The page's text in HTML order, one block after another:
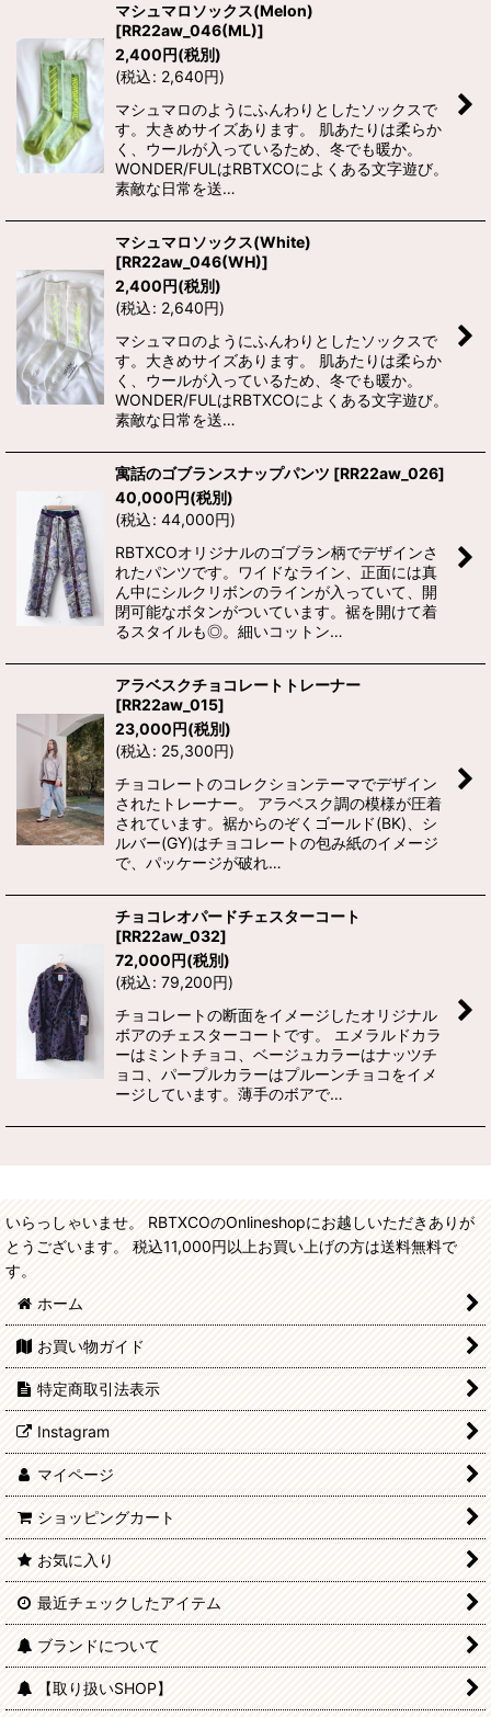
マシュマロソックス(Melon)
[RR22aw_046(ML)]
2,400円(税別)
(税込: 2,640円)
マシュマロのようにふんわりとしたソックスで
す。大きめサイズあります。 肌あたりは柔らか
く、ウールが入っているため、冬でも暖か。
WONDER/FULはRBTXCOによくある文字遊び。
素敵な日常を送…
マシュマロソックス(White)
[RR22aw_046(WH)]
2,400円(税別)
(税込: 2,640円)
マシュマロのようにふんわりとしたソックスで
す。大きめサイズあります。 肌あたりは柔らか
く、ウールが入っているため、冬でも暖か。
WONDER/FULはRBTXCOによくある文字遊び。
素敵な日常を送…
寓話のゴブランスナップパンツ [RR22aw_026]
40,000円(税別)
(税込: 44,000円)
RBTXCOオリジナルのゴブラン柄でデザインさ
れたパンツです。ワイドなライン、正面には真
ん中にシルクリボンのラインが入っていて、開
閉可能なボタンがついています。裾を開けて着
るスタイルも◎。細いコットン…
アラベスクチョコレートトレーナー
[RR22aw_015]
23,000円(税別)
(税込: 25,300円)
チョコレートのコレクションテーマでデザイン
されたトレーナー。 アラベスク調の模様が圧着
されています。裾からのぞくゴールド(BK)、シ
ルバー(GY)はチョコレートの包み紙のイメージ
で、パッケージが破れ…
チョコレオパードチェスターコート
[RR22aw_032]
72,000円(税別)
(税込: 79,200円)
チョコレートの断面をイメージしたオリジナル
ボアのチェスターコートです。 エメラルドカラ
ーはミントチョコ、ベージュカラーはナッツチ
ョコ、パープルカラーはプルーンチョコをイメ
ージしています。薄手のボアで…
いらっしゃいませ。 RBTXCOのOnlineshopにお越しいただきありが
とうございます。 税込11,000円以上お買い上げの方は送料無料で
す。
ホーム
お買い物ガイド
特定商取引法表示
Instagram
マイページ
ショッピングカート
お気に入り
最近チェックしたアイテム
ブランドについて
【取り扱いSHOP】